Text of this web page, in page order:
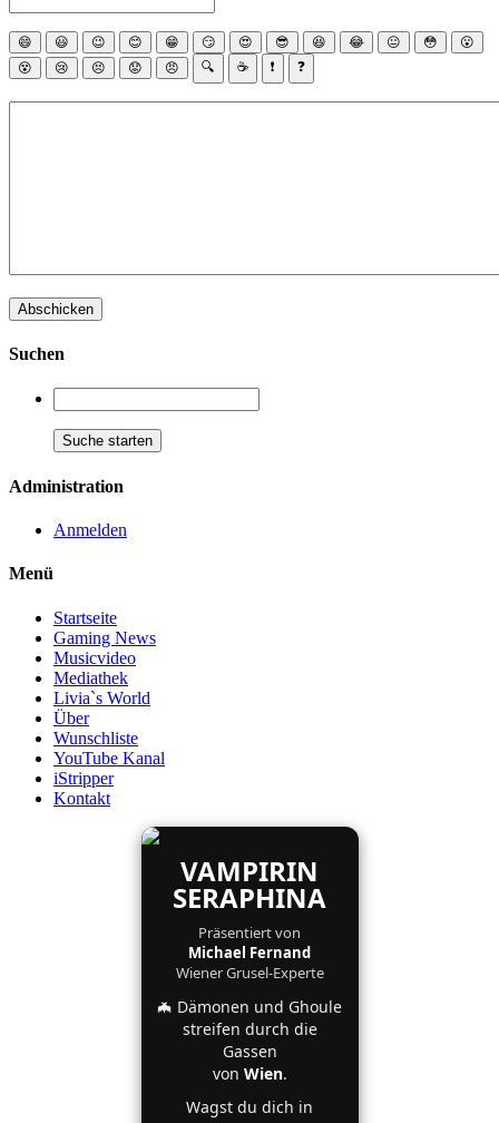
😄 😃 😉 😊 😁 😏 😍 😎 😆 😂 😐 😳
😮
😵
😢 😣 😟 😠 🔍 ☕ ❗ ❓
Suchen
Administration
Anmelden
Menü
Startseite
Gaming News
Musicvideo
Mediathek
Livia`s World
Über
Wunschliste
YouTube Kanal
iStripper
Kontakt
VAMPIRIN
SERAPHINA
Präsentiert von
Michael Fernand
Wiener Grusel-Experte
🦇 Dämonen und Ghoule
streifen durch die
Gassen
von Wien.
Wagst du dich in